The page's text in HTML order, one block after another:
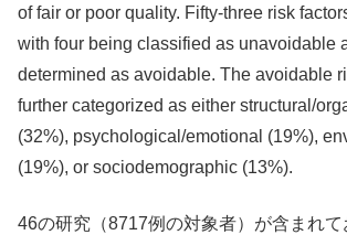
of fair or poor quality. Fifty-three risk
with four being classified as unavoidable
determined as avoidable. The avoidable
further categorized as either structural/
(32%), psychological/emotional (19%),
(19%), or sociodemographic (13%).
46の研究（8717例の対象者）が含まれて